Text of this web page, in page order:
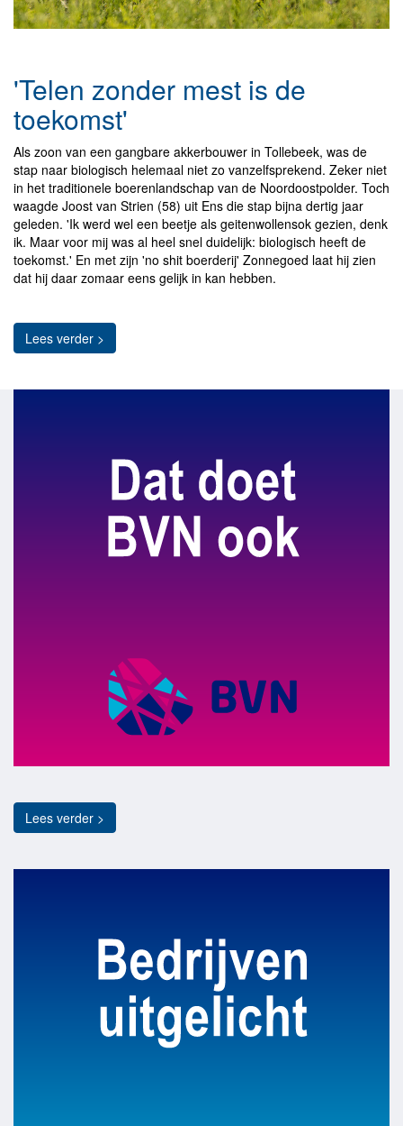
'Telen zonder mest is de
toekomst'
Als zoon van een gangbare akkerbouwer in Tollebeek, was de
stap naar biologisch helemaal niet zo vanzelfsprekend. Zeker niet
in het traditionele boerenlandschap van de Noordoostpolder. Toch
waagde Joost van Strien (58) uit Ens die stap bijna dertig jaar
geleden. 'Ik werd wel een beetje als geitenwollensok gezien, denk
ik. Maar voor mij was al heel snel duidelijk: biologisch heeft de
toekomst.' En met zijn 'no shit boerderij' Zonnegoed laat hij zien
dat hij daar zomaar eens gelijk in kan hebben.
Lees verder >
Lees verder >